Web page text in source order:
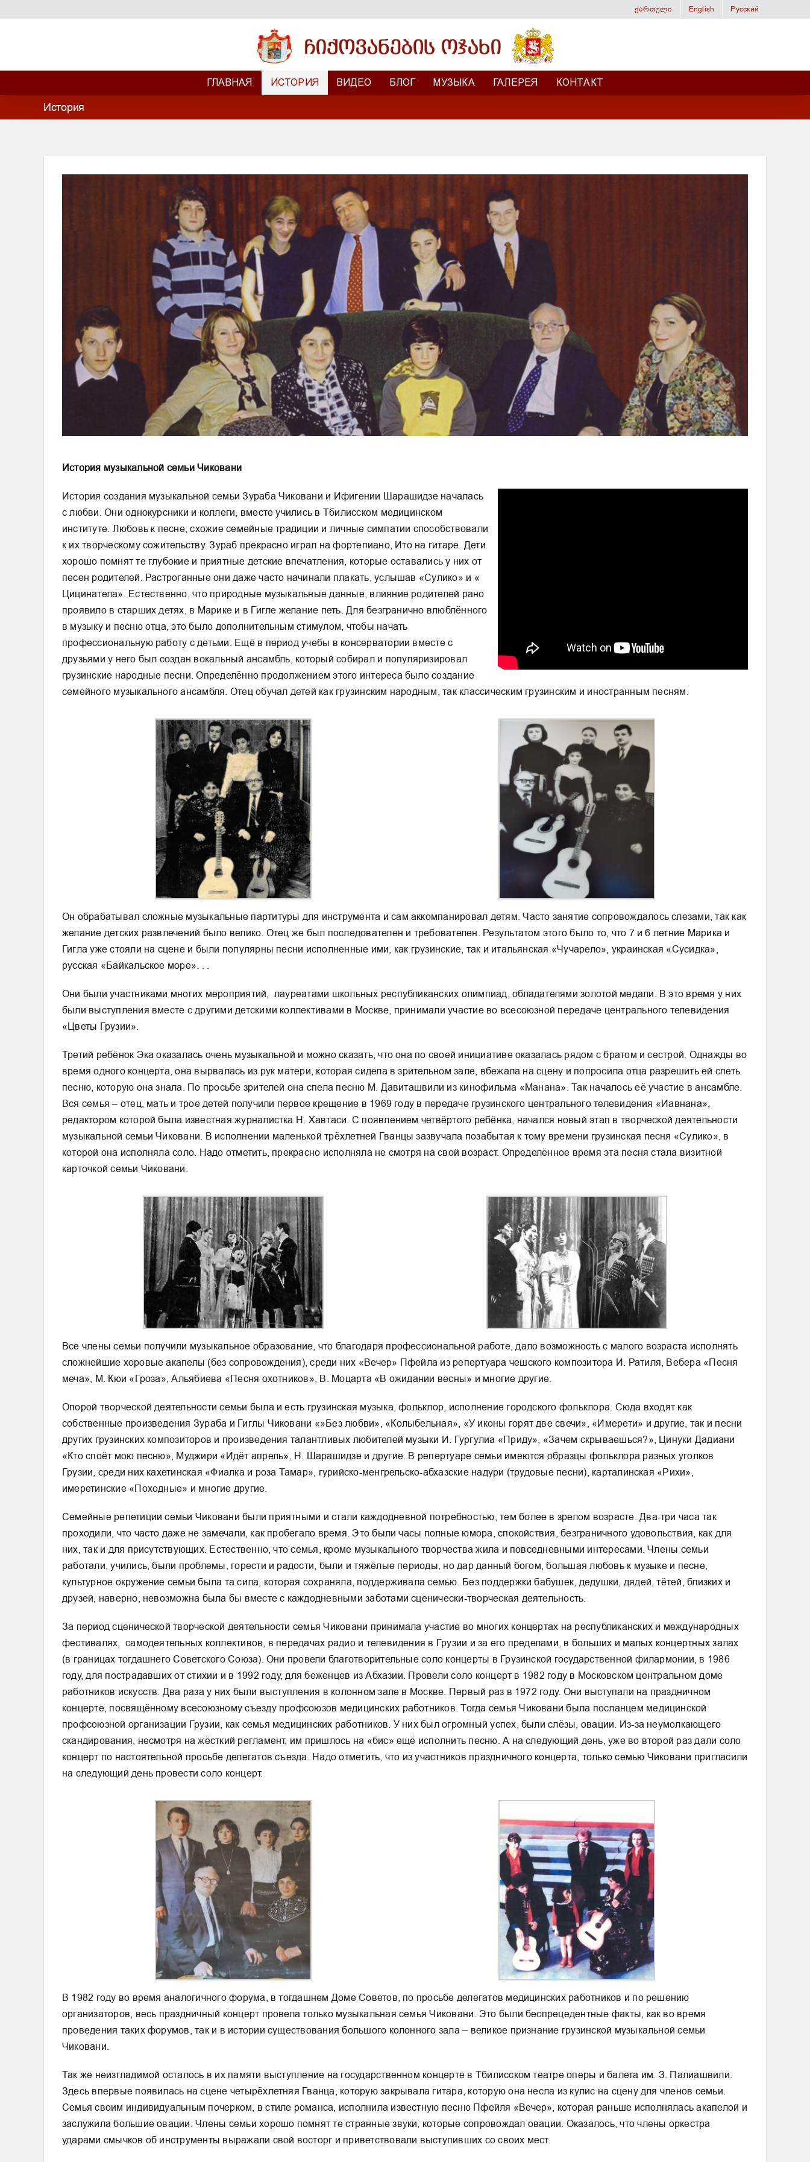
ქართული English Русский
ГЛАВНАЯ ИСТОРИЯ ВИДЕО БЛОГ МУЗЫКА ГАЛЕРЕЯ КОНТАКТ
История
История музыкальной семьи Чиковани
История создания музыкальной семьи Зураба Чиковани и Ифигении Шарашидзе началась
с любви. Они однокурсники и коллеги, вместе учились в Тбилисском медицинском
институте. Любовь к песне, схожие семейные традиции и личные симпатии способствовали
к их творческому сожительству. Зураб прекрасно играл на фортепиано, Ито на гитаре. Дети
хорошо помнят те глубокие и приятные детские впечатления, которые оставались у них от
песен родителей. Растроганные они даже часто начинали плакать, услышав «Сулико» и «
Цицинатела». Естественно, что природные музыкальные данные, влияние родителей рано
проявило в старших детях, в Марике и в Гигле желание петь. Для безгранично влюблённого
в музыку и песню отца, это было дополнительным стимулом, чтобы начать
профессиональную работу с детьми. Ещё в период учебы в консерватории вместе с
друзьями у него был создан вокальный ансамбль, который собирал и популяризировал
грузинские народные песни. Определённо продолжением этого интереса было создание
семейного музыкального ансамбля. Отец обучал детей как грузинским народным, так классическим грузинским и иностранным песням.
Он обрабатывал сложные музыкальные партитуры для инструмента и сам аккомпанировал детям. Часто занятие сопровождалось слезами, так как
желание детских развлечений было велико. Отец же был последователен и требователен. Результатом этого было то, что 7 и 6 летние Марика и
Гигла уже стояли на сцене и были популярны песни исполненные ими, как грузинские, так и итальянская «Чучарело», украинская «Сусидка»,
русская «Байкальское море». . .
Они были участниками многих мероприятий, лауреатами школьных республиканских олимпиад, обладателями золотой медали. В это время у них
были выступления вместе с другими детскими коллективами в Москве, принимали участие во всесоюзной передаче центрального телевидения
«Цветы Грузии».
Третий ребёнок Эка оказалась очень музыкальной и можно сказать, что она по своей инициативе оказалась рядом с братом и сестрой. Однажды во
время одного концерта, она вырвалась из рук матери, которая сидела в зрительном зале, вбежала на сцену и попросила отца разрешить ей спеть
песню, которую она знала. По просьбе зрителей она спела песню М. Давиташвили из кинофильма «Манана». Так началось её участие в ансамбле.
Вся семья – отец, мать и трое детей получили первое крещение в 1969 году в передаче грузинского центрального телевидения «Иавнана»,
редактором которой была известная журналистка Н. Хавтаси. С появлением четвёртого ребёнка, начался новый этап в творческой деятельности
музыкальной семьи Чиковани. В исполнении маленькой трёхлетней Гванцы зазвучала позабытая к тому времени грузинская песня «Сулико», в
которой она исполняла соло. Надо отметить, прекрасно исполняла не смотря на свой возраст. Определённое время эта песня стала визитной
карточкой семьи Чиковани.
Все члены семьи получили музыкальное образование, что благодаря профессиональной работе, дало возможность с малого возраста исполнять
сложнейшие хоровые акапелы (без сопровождения), среди них «Вечер» Пфейла из репертуара чешского композитора И. Ратиля, Вебера «Песня
меча», М. Кюи «Гроза», Альябиева «Песня охотников», В. Моцарта «В ожидании весны» и многие другие.
Опорой творческой деятельности семьи была и есть грузинская музыка, фольклор, исполнение городского фольклора. Сюда входят как
собственные произведения Зураба и Гиглы Чиковани «»Без любви», «Колыбельная», «У иконы горят две свечи», «Имерети» и другие, так и песни
других грузинских композиторов и произведения талантливых любителей музыки И. Гургулиа «Приду», «Зачем скрываешься?», Цинуки Дадиани
«Кто споёт мою песню», Муджири «Идёт апрель», Н. Шарашидзе и другие. В репертуаре семьи имеются образцы фольклора разных уголков
Грузии, среди них кахетинская «Фиалка и роза Тамар», гурийско-менгрельско-абхазские надури (трудовые песни), карталинская «Рихи»,
имеретинские «Походные» и многие другие.
Семейные репетиции семьи Чиковани были приятными и стали каждодневной потребностью, тем более в зрелом возрасте. Два-три часа так
проходили, что часто даже не замечали, как пробегало время. Это были часы полные юмора, спокойствия, безграничного удовольствия, как для
них, так и для присутствующих. Естественно, что семья, кроме музыкального творчества жила и повседневными интересами. Члены семьи
работали, учились, были проблемы, горести и радости, были и тяжёлые периоды, но дар данный богом, большая любовь к музыке и песне,
культурное окружение семьи была та сила, которая сохраняла, поддерживала семью. Без поддержки бабушек, дедушки, дядей, тётей, близких и
друзей, наверно, невозможна была бы вместе с каждодневными заботами сценически-творческая деятельность.
За период сценической творческой деятельности семья Чиковани принимала участие во многих концертах на республиканских и международных
фестивалях, самодеятельных коллективов, в передачах радио и телевидения в Грузии и за его пределами, в больших и малых концертных залах
(в границах тогдашнего Советского Союза). Они провели благотворительные соло концерты в Грузинской государственной филармонии, в 1986
году, для пострадавших от стихии и в 1992 году, для беженцев из Абхазии. Провели соло концерт в 1982 году в Московском центральном доме
работников искусств. Два раза у них были выступления в колонном зале в Москве. Первый раз в 1972 году. Они выступали на праздничном
концерте, посвящённому всесоюзному съезду профсоюзов медицинских работников. Тогда семья Чиковани была посланцем медицинской
профсоюзной организации Грузии, как семья медицинских работников. У них был огромный успех, были слёзы, овации. Из-за неумолкающего
скандирования, несмотря на жёсткий регламент, им пришлось на «бис» ещё исполнить песню. А на следующий день, уже во второй раз дали соло
концерт по настоятельной просьбе делегатов съезда. Надо отметить, что из участников праздничного концерта, только семью Чиковани пригласили
на следующий день провести соло концерт.
В 1982 году во время аналогичного форума, в тогдашнем Доме Советов, по просьбе делегатов медицинских работников и по решению
организаторов, весь праздничный концерт провела только музыкальная семья Чиковани. Это были беспрецедентные факты, как во время
проведения таких форумов, так и в истории существования большого колонного зала – великое признание грузинской музыкальной семьи
Чиковани.
Так же неизгладимой осталось в их памяти выступление на государственном концерте в Тбилисском театре оперы и балета им. З. Палиашвили.
Здесь впервые появилась на сцене четырёхлетняя Гванца, которую закрывала гитара, которую она несла из кулис на сцену для членов семьи.
Семья своим индивидуальным почерком, в стиле романса, исполнила известную песню Пфейля «Вечер», которая раньше исполнялась акапелой и
заслужила большие овации. Члены семьи хорошо помнят те странные звуки, которые сопровождал овации. Оказалось, что члены оркестра
ударами смычков об инструменты выражали свой восторг и приветствовали выступивших со своих мест.